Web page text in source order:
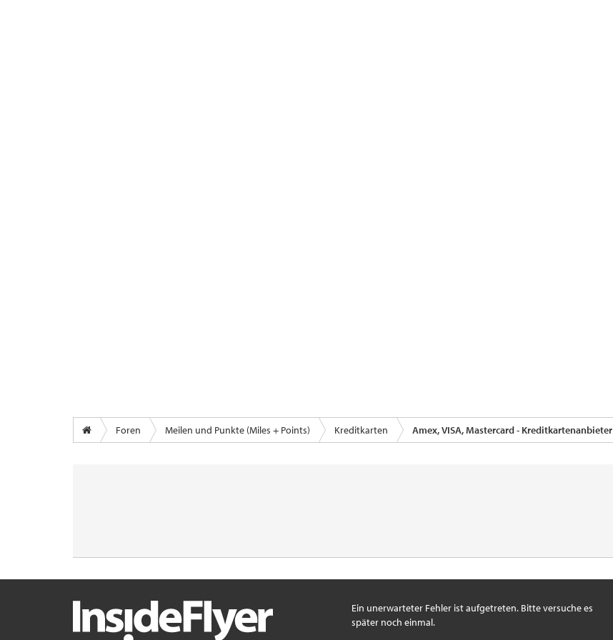
Foren Meilen und Punkte (Miles + Points) Kreditkarten Amex, VISA, Mastercard - Kreditkartenanbieter
Ein unerwarteter Fehler ist aufgetreten. Bitte versuche es
später noch einmal.